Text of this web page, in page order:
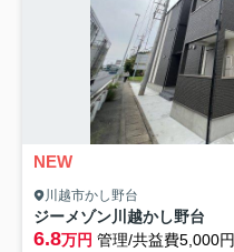
NEW
川越市かし野台
ジーメゾン川越かし野台
6.8万円 管理/共益費5,000円